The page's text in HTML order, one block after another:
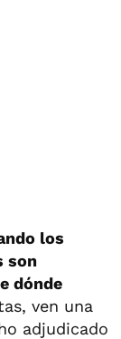
los
son
dónde
ven una
adjudicado